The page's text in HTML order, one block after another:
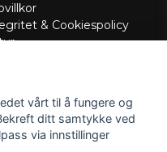
& Cookiespolicy
oss
vårt til å fungere og
ditt samtykke ved
via innstillinger